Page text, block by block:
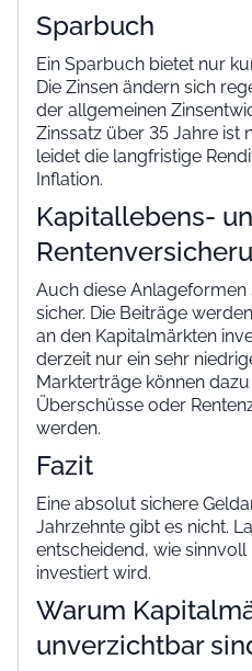
Sparbuch
Ein Sparbuch bietet nur
Die Zinsen ändern sich
der allgemeinen
Zinssatz über 35 Jahre ist
leidet die langfristige
Inflation.
Kapitallebens-
Auch diese
sicher. Die Beiträge
an den Kapitalmärkten
derzeit nur ein sehr
Markterträge können
Überschüsse oder
werden.
Fazit
Eine absolut sichere
Jahrzehnte gibt es nicht.
entscheidend, wie
investiert wird.
Warum
unverzichtbar